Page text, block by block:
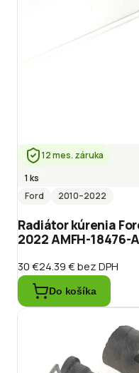
12 mes. záruka
1 ks
Ford
2010–2022
Radiátor kúrenia
2022 AMFH-18476-
30 €24.39 €bez DPH
Do košíka